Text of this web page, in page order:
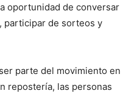
oportunidad de conversar
participar de sorteos y
parte del movimiento en
repostería, las personas